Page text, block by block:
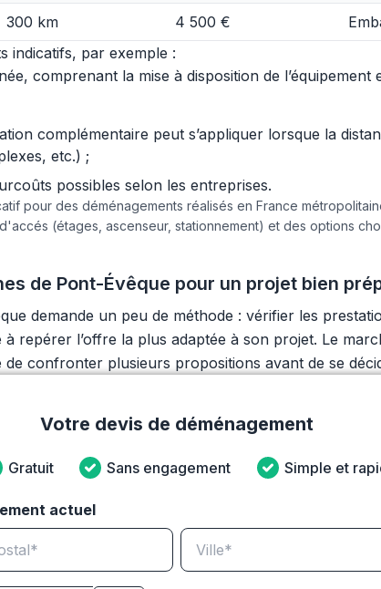
300 km 4 500 €
indicatifs, par exemple :
comprenant la mise à disposition de l’équipement
complémentaire peut s’appliquer lorsque la
etc.) ;
possibles selon les entreprises.
pour des déménagements réalisés en France
(étages, ascenseur, stationnement) et des options
de Pont-Évêque pour un projet bien
demande un peu de méthode : vérifier les
repérer l’offre la plus adaptée à son projet. Le
de confronter plusieurs propositions avant de se
Votre devis de déménagement
Gratuit Sans engagement Simple et
actuel